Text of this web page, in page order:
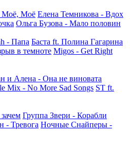
Моё Елена Темникова - Вдох
Ольга Бузова - Мало половин
- Папа Баста ft. Полина Гагарина
в темноте Migos - Get Right
и Алена - Она не виновата
Mix - No More Sad Songs ST ft.
Группа Звери - Корабли
- Тревога Ночные Снайперы -